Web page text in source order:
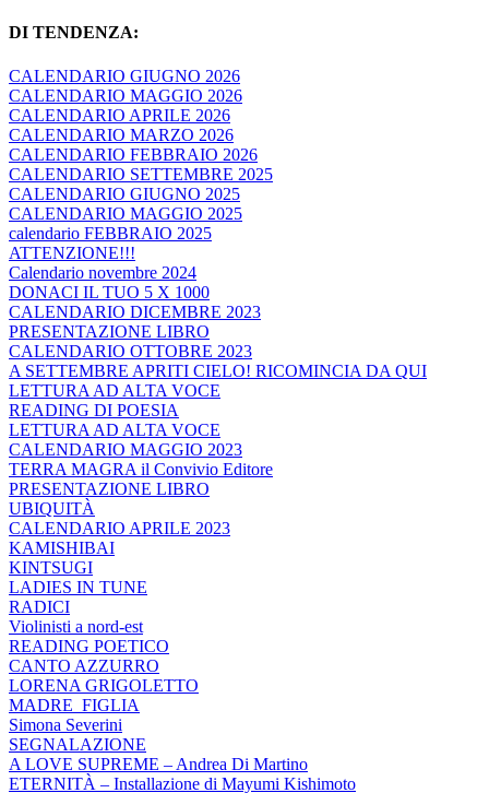
DI TENDENZA:
CALENDARIO GIUGNO 2026
CALENDARIO MAGGIO 2026
CALENDARIO APRILE 2026
CALENDARIO MARZO 2026
CALENDARIO FEBBRAIO 2026
CALENDARIO SETTEMBRE 2025
CALENDARIO GIUGNO 2025
CALENDARIO MAGGIO 2025
calendario FEBBRAIO 2025
ATTENZIONE!!!
Calendario novembre 2024
DONACI IL TUO 5 X 1000
CALENDARIO DICEMBRE 2023
PRESENTAZIONE LIBRO
CALENDARIO OTTOBRE 2023
A SETTEMBRE APRITI CIELO! RICOMINCIA DA QUI
LETTURA AD ALTA VOCE
READING DI POESIA
LETTURA AD ALTA VOCE
CALENDARIO MAGGIO 2023
TERRA MAGRA il Convivio Editore
PRESENTAZIONE LIBRO
UBIQUITÀ
CALENDARIO APRILE 2023
KAMISHIBAI
KINTSUGI
LADIES IN TUNE
RADICI
Violinisti a nord-est
READING POETICO
CANTO AZZURRO
LORENA GRIGOLETTO
MADRE_FIGLIA
Simona Severini
SEGNALAZIONE
A LOVE SUPREME – Andrea Di Martino
ETERNITÀ – Installazione di Mayumi Kishimoto